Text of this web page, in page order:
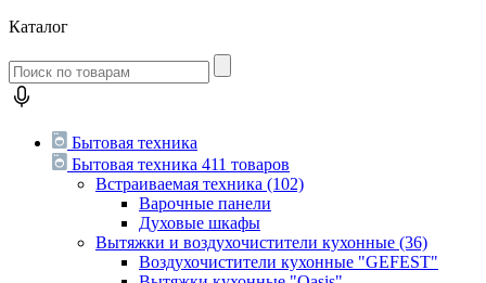
Каталог
Бытовая техника
Бытовая техника 411 товаров
Встраиваемая техника (102)
Варочные панели
Духовые шкафы
Вытяжки и воздухочистители кухонные (36)
Воздухочистители кухонные "GEFEST"